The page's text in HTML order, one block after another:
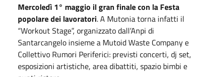
Mercoledì 1° maggio il gran finale con la Festa
popolare dei lavoratori. A Mutonia torna infatti il
“Workout Stage”, organizzato dall’Anpi di
Santarcangelo insieme a Mutoid Waste Company e
Collettivo Rumori Periferici: previsti concerti, dj set,
esposizioni artistiche, area dibattiti, spazio bimbi e